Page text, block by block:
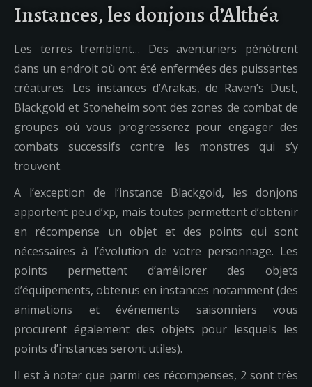
Instances, les donjons d’Althéa
Les terres tremblent… Des aventuriers pénètrent
dans un endroit où ont été enfermées des puissantes
créatures. Les instances d’Arakas, de Raven’s Dust,
Blackgold et Stoneheim sont des zones de combat de
groupes où vous progresserez pour engager des
combats successifs contre les monstres qui s’y
trouvent.
A l’exception de l’instance Blackgold, les donjons
apportent peu d’xp, mais toutes permettent d’obtenir
en récompense un objet et des points qui sont
nécessaires à l’évolution de votre personnage. Les
points permettent d’améliorer des objets
d’équipements, obtenus en instances notamment (des
animations et événements saisonniers vous
procurent également des objets pour lesquels les
points d’instances seront utiles).
Il est à noter que parmi ces récompenses, 2 sont très